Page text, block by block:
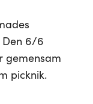
Den 6/6
gemensam
picknik.